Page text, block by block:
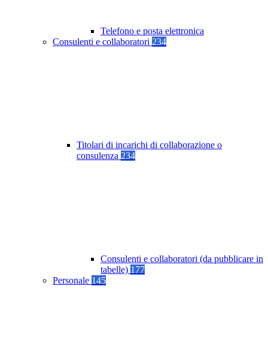
Telefono e posta elettronica
Consulenti e collaboratori 234
Titolari di incarichi di collaborazione o
consulenza 234
Consulenti e collaboratori (da pubblicare in
tabelle) 177
Personale 145